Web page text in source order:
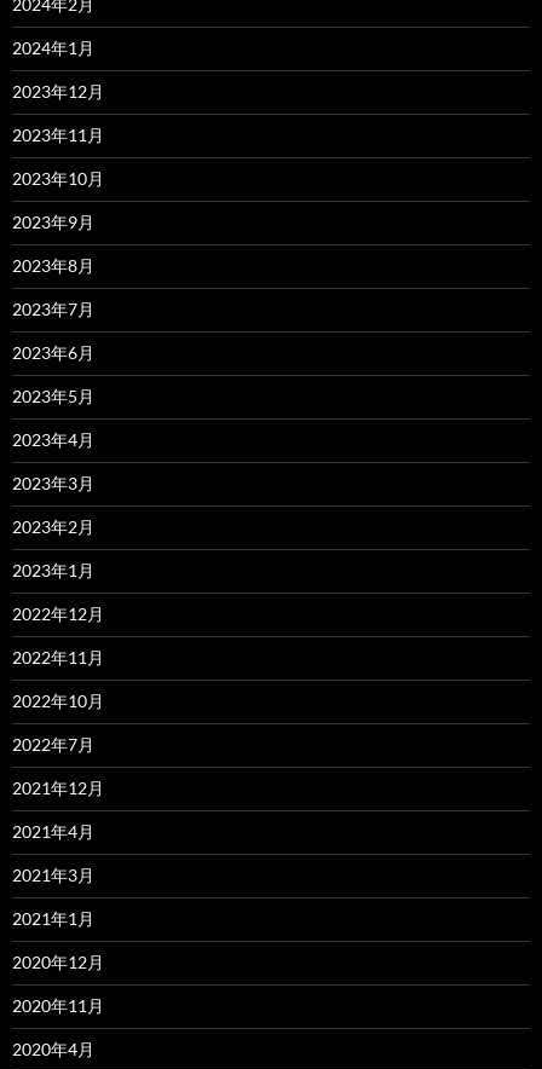
2024年2月
2024年1月
2023年12月
2023年11月
2023年10月
2023年9月
2023年8月
2023年7月
2023年6月
2023年5月
2023年4月
2023年3月
2023年2月
2023年1月
2022年12月
2022年11月
2022年10月
2022年7月
2021年12月
2021年4月
2021年3月
2021年1月
2020年12月
2020年11月
2020年4月